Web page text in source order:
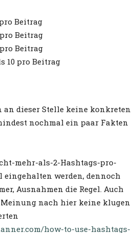
Beitrag
Beitrag
Beitrag
10 pro Beitrag
an dieser Stelle keine konkreten
nochmal ein paar Fakten
mehr-als-2-Hashtags-pro-
eingehalten werden, dennoch
Ausnahmen die Regel. Auch
nach hier keine klugen
how-to-use-hashtags-